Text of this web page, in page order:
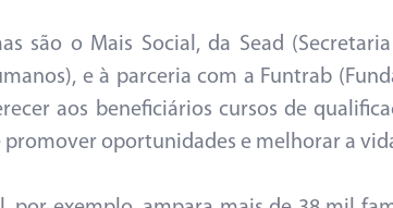
são o Mais Social, da Sead
e à parceria com a Funtrab
aos beneficiários cursos de
oportunidades e melhorar a